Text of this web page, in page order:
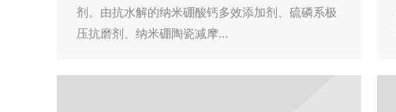
剂。由抗水解的纳米硼酸钙多效添加剂、硫磷系极
压抗磨剂、纳米硼陶瓷减摩…